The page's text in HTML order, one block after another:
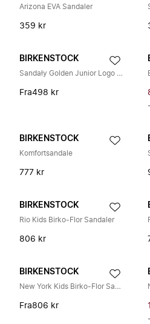
Arizona EVA Sandaler
359 kr
BIRKENSTOCK
Sandały Golden Junior Logo z klamrą
Fra498 kr
BIRKENSTOCK
Komfortsandale
777 kr
BIRKENSTOCK
Rio Kids Birko-Flor Sandaler
806 kr
BIRKENSTOCK
New York Kids Birko-Flor Sandaler
Fra806 kr